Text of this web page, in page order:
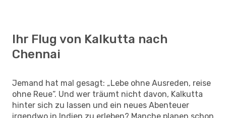
Ihr Flug von Kalkutta nach
Chennai
Jemand hat mal gesagt: „Lebe ohne Ausreden, reise
ohne Reue“. Und wer träumt nicht davon, Kalkutta
hinter sich zu lassen und ein neues Abenteuer